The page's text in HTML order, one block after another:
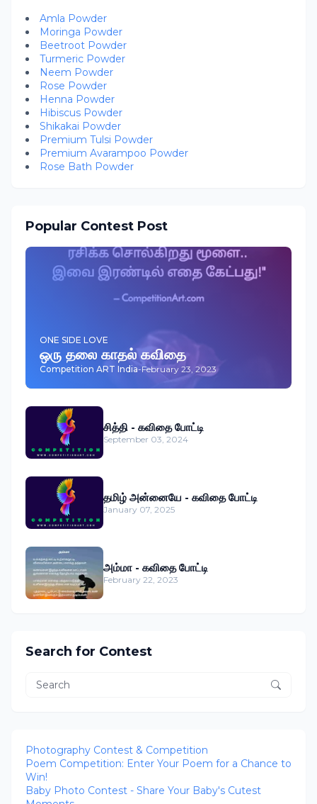
Amla Powder
Moringa Powder
Beetroot Powder
Turmeric Powder
Neem Powder
Rose Powder
Henna Powder
Hibiscus Powder
Shikakai Powder
Premium Tulsi Powder
Premium Avarampoo Powder
Rose Bath Powder
Popular Contest Post
ONE SIDE LOVE
ஒரு தலை காதல் கவிதை
Competition ART India-February 23, 2023
சித்தி - கவிதை போட்டி
September 03, 2024
தமிழ் அன்னையே - கவிதை போட்டி
January 07, 2025
அம்மா - கவிதை போட்டி
February 22, 2023
Search for Contest
Photography Contest & Competition
Poem Competition: Enter Your Poem for a Chance to
Win!
Baby Photo Contest - Share Your Baby's Cutest